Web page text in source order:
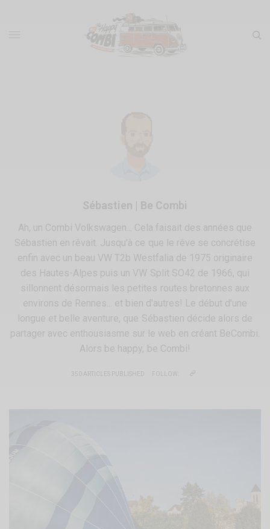
Sébastien | Be Combi
Ah, un Combi Volkswagen... Cela faisait des années que
Sébastien en rêvait. Jusqu'à ce que le rêve se concrétise
enfin avec un beau VW T2b Westfalia de 1975 originaire
des Hautes-Alpes puis un VW Split SO42 de 1966, qui
sillonnent désormais les petites routes bretonnes aux
environs de Rennes... et bien d'autres! Le début d'une
longue et belle aventure, que Sébastien décide alors de
partager avec enthousiasme sur le web en créant BeCombi.
Alors be happy, be Combi!
350 ARTICLES PUBLISHED FOLLOW: